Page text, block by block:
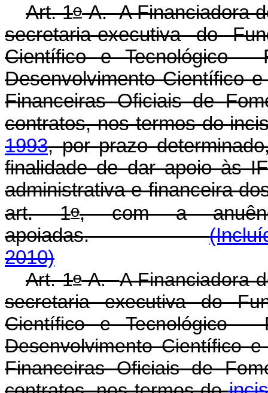
Art. 1o-A.A Financiadora
secretaria-executiva do
Científico e Tecnológico -
Desenvolvimento Científico
Financeiras Oficiais de
contratos, nos termos do
1993, por prazo
finalidade de dar apoio às
administrativa e financeira
art. 1o, com a
apoiadas.
2010)
Art. 1o-A.A Financiadora
secretaria executiva do
Científico e Tecnológico -
Desenvolvimento Científico
Financeiras Oficiais de